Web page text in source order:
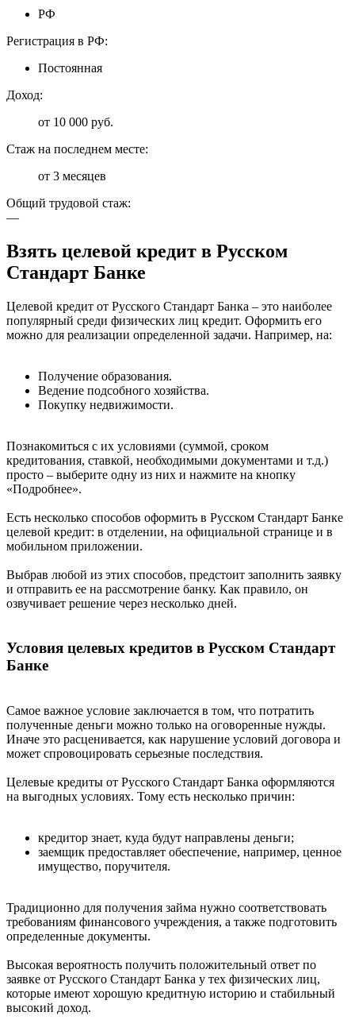
РФ
Регистрация в РФ:
Постоянная
Доход:
от 10 000 руб.
Стаж на последнем месте:
от 3 месяцев
Общий трудовой стаж:
—
Взять целевой кредит в Русском
Стандарт Банке
Целевой кредит от Русского Стандарт Банка – это наиболее
популярный среди физических лиц кредит. Оформить его
можно для реализации определенной задачи. Например, на:
Получение образования.
Ведение подсобного хозяйства.
Покупку недвижимости.
Познакомиться с их условиями (суммой, сроком
кредитования, ставкой, необходимыми документами и т.д.)
просто – выберите одну из них и нажмите на кнопку
«Подробнее».
Есть несколько способов оформить в Русском Стандарт Банке
целевой кредит: в отделении, на официальной странице и в
мобильном приложении.
Выбрав любой из этих способов, предстоит заполнить заявку
и отправить ее на рассмотрение банку. Как правило, он
озвучивает решение через несколько дней.
Условия целевых кредитов в Русском Стандарт
Банке
Самое важное условие заключается в том, что потратить
полученные деньги можно только на оговоренные нужды.
Иначе это расценивается, как нарушение условий договора и
может спровоцировать серьезные последствия.
Целевые кредиты от Русского Стандарт Банка оформляются
на выгодных условиях. Тому есть несколько причин:
кредитор знает, куда будут направлены деньги;
заемщик предоставляет обеспечение, например, ценное
имущество, поручителя.
Традиционно для получения займа нужно соответствовать
требованиям финансового учреждения, а также подготовить
определенные документы.
Высокая вероятность получить положительный ответ по
заявке от Русского Стандарт Банка у тех физических лиц,
которые имеют хорошую кредитную историю и стабильный
высокий доход.